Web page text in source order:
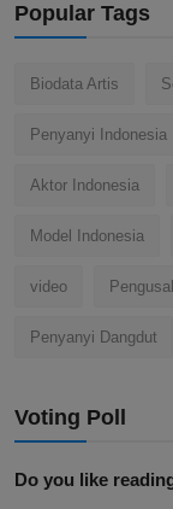
Popular Tags
Biodata Artis
Penyanyi Indonesia
Aktor Indonesia
Model Indonesia
video
Penyanyi Dangdut
Voting Poll
Do you like